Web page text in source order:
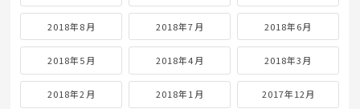
2018年8月 2018年7月 2018年6月
2018年5月 2018年4月 2018年3月
2018年2月 2018年1月 2017年12月